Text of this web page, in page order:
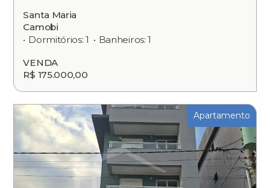
Santa Maria
Camobi
Dormitórios: 1
Banheiros: 1
VENDA
R$ 175.000,00
Apartamento